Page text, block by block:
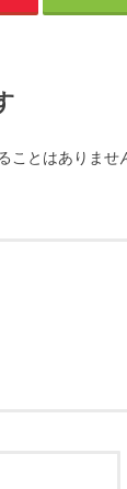
ことはありませ